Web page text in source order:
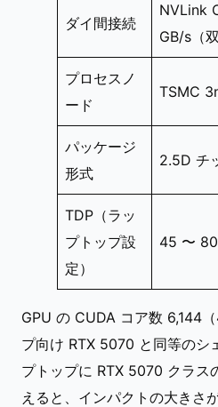
ダイ間接続
NVLink
GB/s（
プロセスノ
ード
TSMC
パッケージ
形式
2.5D チ
TDP（ラッ
プトップ設
定）
45 〜
GPU の CUDA コア数 6,144
プ向け RTX 5070 と同等のシ
プトップに RTX 5070 クラス
えると、インパクトの大きさ